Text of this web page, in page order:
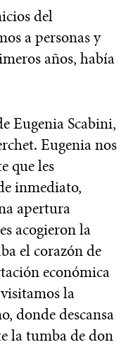
del
a personas y
años, había
Eugenia Scabini,
Eugenia nos
que les
inmediato,
apertura
acogieron la
el corazón de
económica
la
donde descansa
la tumba de don